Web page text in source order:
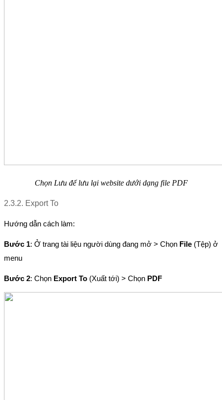
Chọn Lưu để lưu lại website dưới dạng file PDF
2.3.2. Export To
Hướng dẫn cách làm:
Bước 1: Ở trang tài liệu người dùng đang mở > Chọn File (Tệp) ở
menu
Bước 2: Chọn Export To (Xuất tới) > Chọn PDF